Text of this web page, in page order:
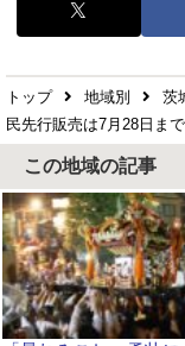
トップ 地域別 茨
民先行販売は7月28日ま
この地域の記事